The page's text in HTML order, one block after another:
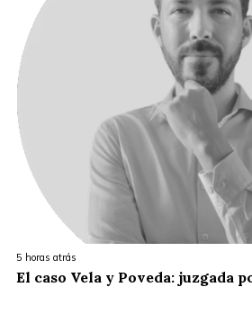
5 horas atrás
El caso Vela y Poveda: juzgada